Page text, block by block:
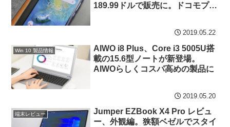
189.99ドルで販売に。ドコモプラ
2019.05.22
Win 10 製品情報
AIWO i8 Plus、Core i3 5005U搭
載の15.6型ノートが新登場。
AIWOらしくコスパ高めの製品に
2019.05.20
端末レビュー
Jumper EZBook X4 Pro レビュ
ー、外観編。狭額ベゼルでスタイ